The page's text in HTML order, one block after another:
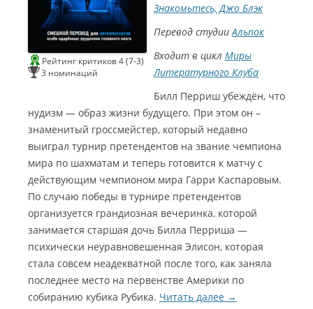
о
м
э
р
2
Л
у
ч
ш
а
я
а
к
т
р
и
с
а
о
з
в
у
ч
к
и
в
с
е
Рейтинг критиков 4 (7-3)
3 номинаций
С
и
н
е
Знакомьтесь, Джо Блэк
Перевод студии Альпок
Входит в цикл Миры
Литературного Клуба
Билл Перриш убеждён, что
нудизм — образ жизни будущего. При этом он –
знаменитый гроссмейстер, который недавно
выиграл турнир претендентов на звание чемпиона
мира по шахматам и теперь готовится к матчу с
действующим чемпионом мира Гарри Каспаровым.
По случаю победы в турнире претендентов
организуется грандиозная вечеринка, которой
занимается старшая дочь Билла Перриша —
психически неуравновешенная Элисон, которая
стала совсем неадекватной после того, как заняла
последнее место на первенстве Америки по
собиранию кубика Рубика. Читать далее →